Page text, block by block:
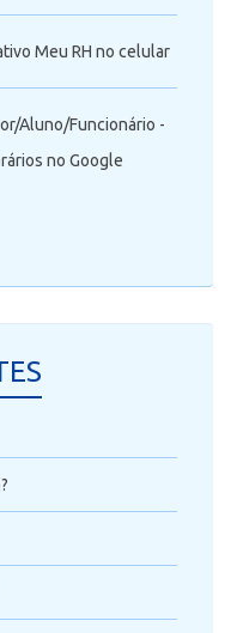
Meu RH no celular
Aluno/Funcionário -
no Google